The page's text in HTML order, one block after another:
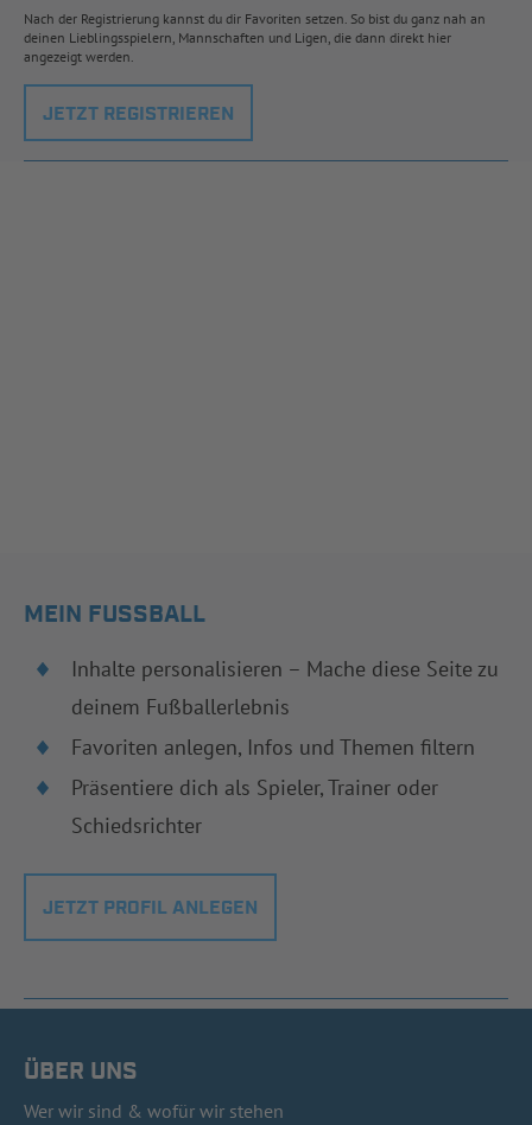
Nach der Registrierung kannst du dir Favoriten setzen. So bist du ganz nah an
deinen Lieblingsspielern, Mannschaften und Ligen, die dann direkt hier
angezeigt werden.
JETZT REGISTRIEREN
MEIN FUSSBALL
Inhalte personalisieren – Mache diese Seite zu
deinem Fußballerlebnis
Favoriten anlegen, Infos und Themen filtern
Präsentiere dich als Spieler, Trainer oder
Schiedsrichter
JETZT PROFIL ANLEGEN
ÜBER UNS
Wer wir sind & wofür wir stehen